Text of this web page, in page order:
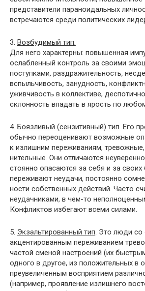
представители парано­идальных
встречаются среди политиче­ских
3. Возбудимый тип.
Для него характерны: повышен­ная
ослабленный контроль за своими
поступками, раздражительность,
вспыльчивость, занудность,
уживчивость в коллективе,
склонность впадать в ярость по
4. Боязливый (сензитивный) тип. Его
обычно переоценивают возможные
к излишним переживаниям,
нительные. Они отличаются
стоянно опасаются за себя и за своих
переживают неудачи, постоянно
ности собственных действий. Часто
неудач­никами, в чем-то
Конфликтов избегают всеми силами.
5. Экзальтированный тип. Это люди со
акцентированным переживанием
частой сменой настроений (их
одного в другое, из положительных в
преувеличенным восприятием
(например, проявление излишнего